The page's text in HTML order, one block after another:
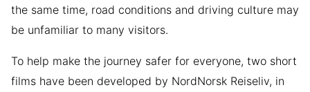
the same time, road conditions and driving culture may
be unfamiliar to many visitors.
To help make the journey safer for everyone, two short
films have been developed by NordNorsk Reiseliv, in